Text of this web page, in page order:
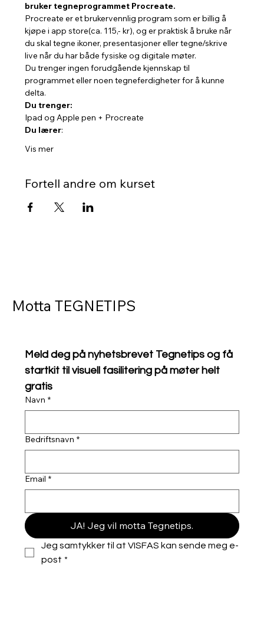
bruker tegneprogrammet Procreate.
Procreate er et brukervennlig program som er billig å
kjøpe i app store(ca. 115,- kr), og er praktisk å bruke når
du skal tegne ikoner, presentasjoner eller tegne/skrive
live når du har både fysiske og digitale møter.
Du trenger ingen forudgående kjennskap til
programmet eller noen tegneferdigheter for å kunne
delta.
Du trenger:
Ipad og Apple pen + Procreate
Du lærer:
Vis mer
Fortell andre om kurset
Meld deg på nyhetsbrevet Tegnetips og få
startkit til visuell fasilitering på møter helt
gratis
Navn *
Bedriftsnavn *
Email *
JA! Jeg vil motta Tegnetips.
Jeg samtykker til at VISFAS kan sende meg e-
post *
Motta TEGNETIPS